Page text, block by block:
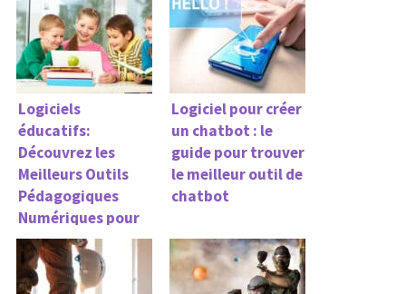
Logiciels
éducatifs:
Découvrez les
Meilleurs Outils
Pédagogiques
Numériques pour
Enfants et Élèves
Logiciel pour créer
un chatbot : le
guide pour trouver
le meilleur outil de
chatbot